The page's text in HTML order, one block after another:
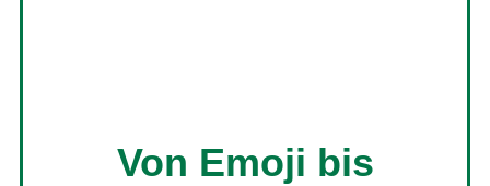
Von Emoji bis